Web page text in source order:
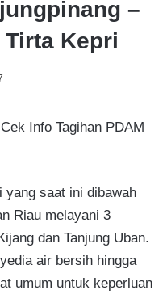
–
Kepri
Info Tagihan PDAM
yang saat ini dibawah
Riau melayani 3
dan Tanjung Uban.
air bersih hingga
umum untuk keperluan